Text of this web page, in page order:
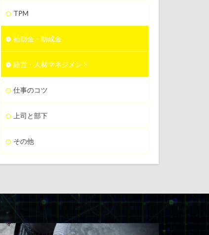
TPM
補助金・助成金
経営・人材マネジメント
仕事のコツ
上司と部下
その他